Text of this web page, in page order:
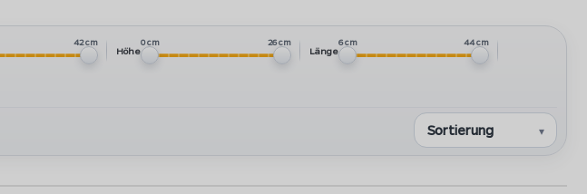
42 cm
Höhe
0 cm 26 cm
Länge
6 cm 44 cm